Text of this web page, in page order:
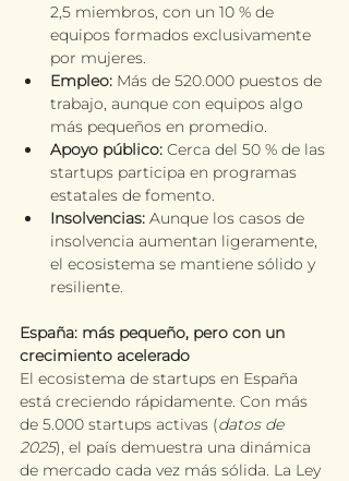
2,5 miembros, con un 10 % de
equipos formados exclusivamente
por mujeres.
Empleo: Más de 520.000 puestos de
trabajo, aunque con equipos algo
más pequeños en promedio.
Apoyo público: Cerca del 50 % de las
startups participa en programas
estatales de fomento.
Insolvencias: Aunque los casos de
insolvencia aumentan ligeramente,
el ecosistema se mantiene sólido y
resiliente.
España: más pequeño, pero con un
crecimiento acelerado
El ecosistema de startups en España
está creciendo rápidamente. Con más
de 5.000 startups activas (datos de
2025), el país demuestra una dinámica
de mercado cada vez más sólida. La Ley